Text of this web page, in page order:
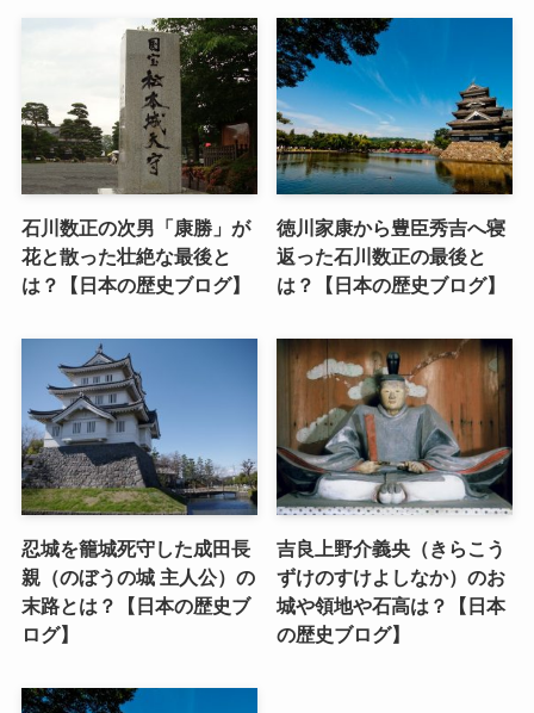
石川数正の次男「康勝」が
花と散った壮絶な最後と
は？【日本の歴史ブログ】
徳川家康から豊臣秀吉へ寝
返った石川数正の最後と
は？【日本の歴史ブログ】
忍城を籠城死守した成田長
親（のぼうの城 主人公）の
末路とは？【日本の歴史ブ
ログ】
吉良上野介義央（きらこう
ずけのすけよしなか）のお
城や領地や石高は？【日本
の歴史ブログ】